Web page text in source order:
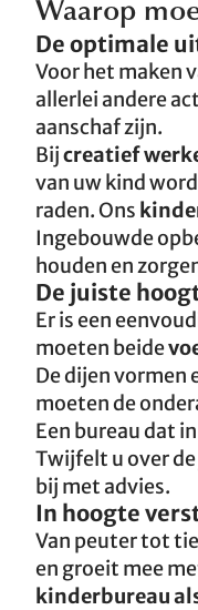
Waarop
De optimale
Voor het maken
allerlei andere
aanschaf zijn.
Bijcreatief
van uw kind
raden. Ons
Ingebouwde
houden en
De juiste
Er is een
moeten beide
De dijen vormen
moeten de
Een bureau dat
Twijfelt u over de
bij met advies.
In hoogte
Van peuter tot
en groeit mee
kinderbureau